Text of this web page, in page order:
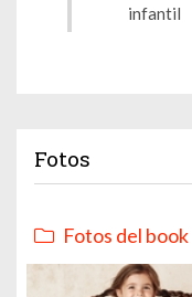
infantil
Fotos
Fotos del book